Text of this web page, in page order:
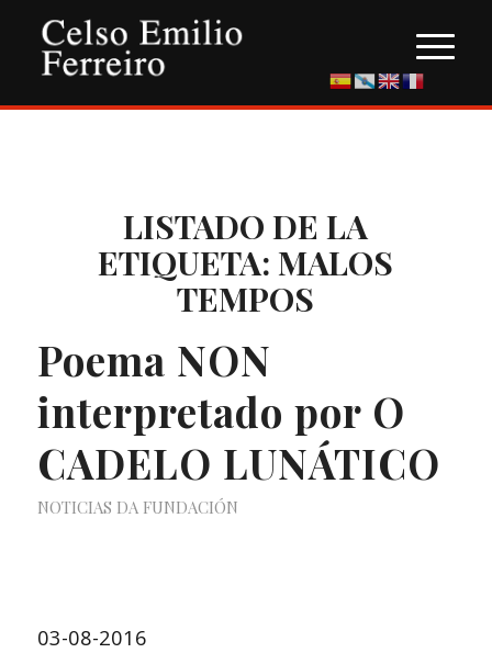
LISTADO DE LA
ETIQUETA:MALOS
TEMPOS
Poema NON
interpretado por O
CADELO LUNÁTICO
NOTICIAS DA FUNDACIÓN
03-08-2016